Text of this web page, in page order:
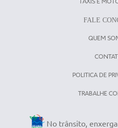
TÁXIS E
FALE
QUEM
POLITICA DE
TRABALHE
No trânsito,